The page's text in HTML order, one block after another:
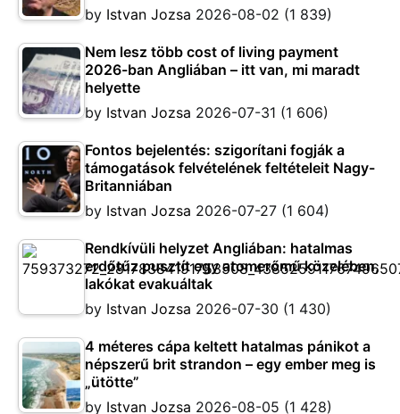
by Istvan Jozsa 2026-08-02 (1 839)
Nem lesz több cost of living payment
2026-ban Angliában – itt van, mi maradt
helyette
by Istvan Jozsa 2026-07-31 (1 606)
Fontos bejelentés: szigorítani fogják a
támogatások felvételének feltételeit Nagy-
Britanniában
by Istvan Jozsa 2026-07-27 (1 604)
Rendkívüli helyzet Angliában: hatalmas
erdőtűz pusztít egy atomerőmű közelében,
lakókat evakuáltak
by Istvan Jozsa 2026-07-30 (1 430)
4 méteres cápa keltett hatalmas pánikot a
népszerű brit strandon – egy ember meg is
„ütötte”
by Istvan Jozsa 2026-08-05 (1 428)